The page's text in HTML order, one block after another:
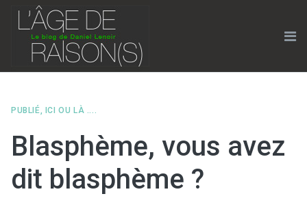
Skip
content
PUBLIÉ, ICI OU LÀ ....
Blasphème, vous avez
dit blasphème ?